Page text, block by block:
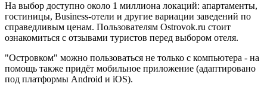
На выбор доступно около 1 миллиона локаций: апартаменты,
гостиницы, Business-отели и другие вариации заведений по
справедливым ценам. Пользователям Ostrovok.ru стоит
ознакомиться с отзывами туристов перед выбором отеля.
"Островком" можно пользоваться не только с компьютера - на
помощь также придёт мобильное приложение (адаптировано
под платформы Android и iOS).